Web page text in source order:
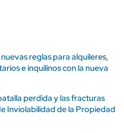
reglas para alquileres,
e inquilinos con la nueva
perdida y las fracturas
Inviolabilidad de la Propiedad